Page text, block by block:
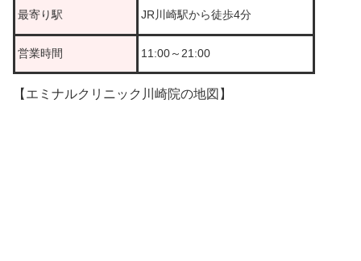
最寄り駅 JR川崎駅から徒歩4分
営業時間 11:00～21:00
【エミナルクリニック川崎院の地図】